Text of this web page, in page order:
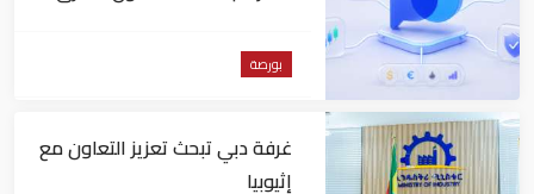
انخفاض الأسهم الأوروبية وتأرجح
الأمريكية بين المكاسب والخسائر
بورصة